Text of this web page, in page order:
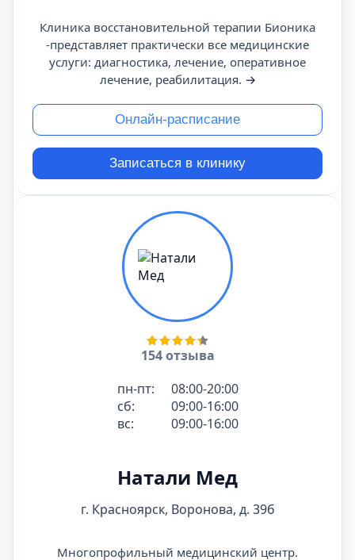
Клиника восстановительной терапии Бионика
-представляет практически все медицинские
услуги: диагностика, лечение, оперативное
лечение, реабилитация. →
Онлайн-расписание
Записаться в клинику
154 отзыва
пн-пт:
08:00-20:00
сб:
09:00-16:00
вс:
09:00-16:00
Натали Мед
г. Красноярск, Воронова, д. 39б
Многопрофильный медицинский центр.